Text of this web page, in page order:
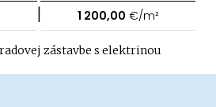
| 1 200,00 €/m²
radovej zástavbe s elektrinou